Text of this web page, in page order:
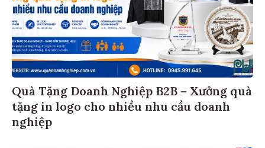
Quà Tặng Doanh Nghiệp B2B – Xưởng quà
tặng in logo cho nhiều nhu cầu doanh
nghiệp